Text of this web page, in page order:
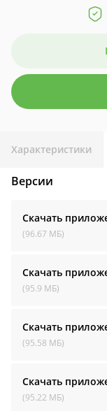
Характеристики
Версии
Скачать
(96.67 МБ)
Скачать
(95.9 МБ)
Скачать
(95.58 МБ)
Скачать
(95.22 МБ)